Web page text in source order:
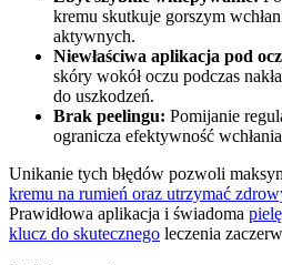
kremu skutkuje gorszym
aktywnych.
Niewłaściwa aplikacja pod
skóry wokół oczu podczas
do uszkodzeń.
Brak peelingu: Pomijanie
ogranicza efektywność
Unikanie tych błędów pozwoli
kremu na rumień oraz utrzymać
Prawidłowa aplikacja i świadoma
klucz do skutecznego leczenia